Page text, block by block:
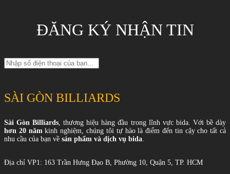
ĐĂNG KÝ NHẬN TIN
SÀI GÒN BILLIARDS
Sài Gòn Billiards , thương hiệu hàng đầu trong lĩnh vực bida. Với bề dày
hơn 20 năm kinh nghiệm, chúng tôi tự hào là điểm đến tin cậy cho tất cả
nhu cầu của bạn về sản phẩm và dịch vụ bida
Địa chỉ VP1: 163 Trần Hưng Đạo B, Phường 10, Quận 5, TP. HCM